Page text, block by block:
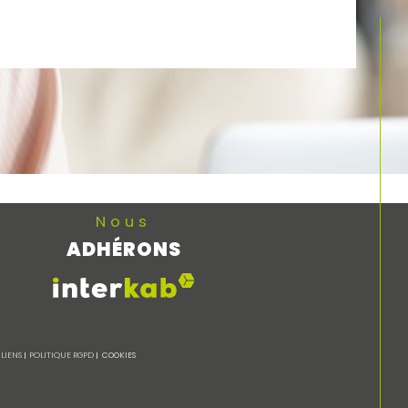
Nous
ADHÉRONS
POLITIQUE RGPD COOKIES